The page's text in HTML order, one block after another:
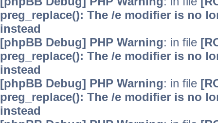
preg_replace(): The /e modifier is no
instead
[phpBB Debug] PHP Warning: in file
preg_replace(): The /e modifier is no
instead
[phpBB Debug] PHP Warning: in file
preg_replace(): The /e modifier is no
instead